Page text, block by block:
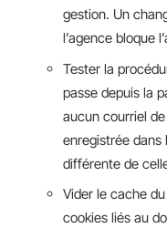
gestion. Un
l’agence bloque
Tester la
passe depuis la
aucun courriel de
enregistrée
différente de
Vider le cache
cookies liés au